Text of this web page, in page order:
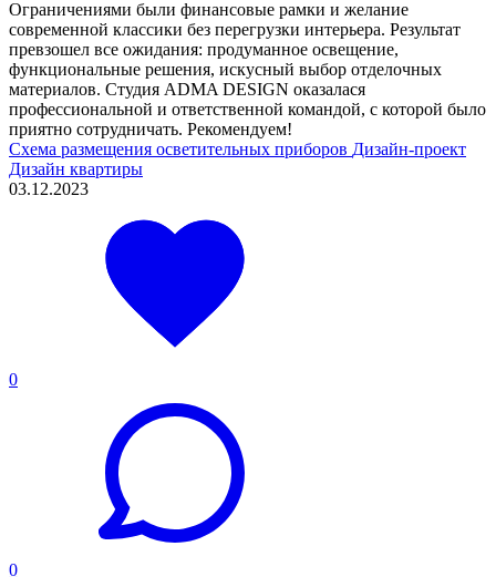
Ограничениями были финансовые рамки и желание
современной классики без перегрузки интерьера. Результат
превзошел все ожидания: продуманное освещение,
функциональные решения, искусный выбор отделочных
материалов. Студия ADMA DESIGN оказалася
профессиональной и ответственной командой, с которой было
приятно сотрудничать. Рекомендуем!
Схема размещения осветительных приборов Дизайн-проект
Дизайн квартиры
03.12.2023
0
0